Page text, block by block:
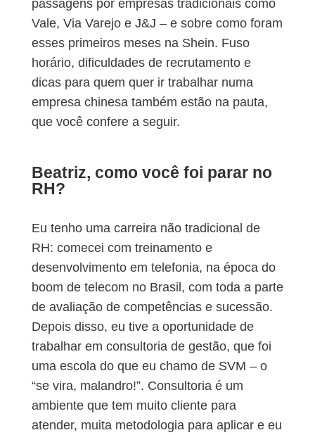
passagens por empresas tradicionais como
Vale, Via Varejo e J&J – e sobre como foram
esses primeiros meses na Shein. Fuso
horário, dificuldades de recrutamento e
dicas para quem quer ir trabalhar numa
empresa chinesa também estão na pauta,
que você confere a seguir.
Beatriz, como você foi parar no
RH?
Eu tenho uma carreira não tradicional de
RH: comecei com treinamento e
desenvolvimento em telefonia, na época do
boom de telecom no Brasil, com toda a parte
de avaliação de competências e sucessão.
Depois disso, eu tive a oportunidade de
trabalhar em consultoria de gestão, que foi
uma escola do que eu chamo de SVM – o
“se vira, malandro!”. Consultoria é um
ambiente que tem muito cliente para
atender, muita metodologia para aplicar e eu